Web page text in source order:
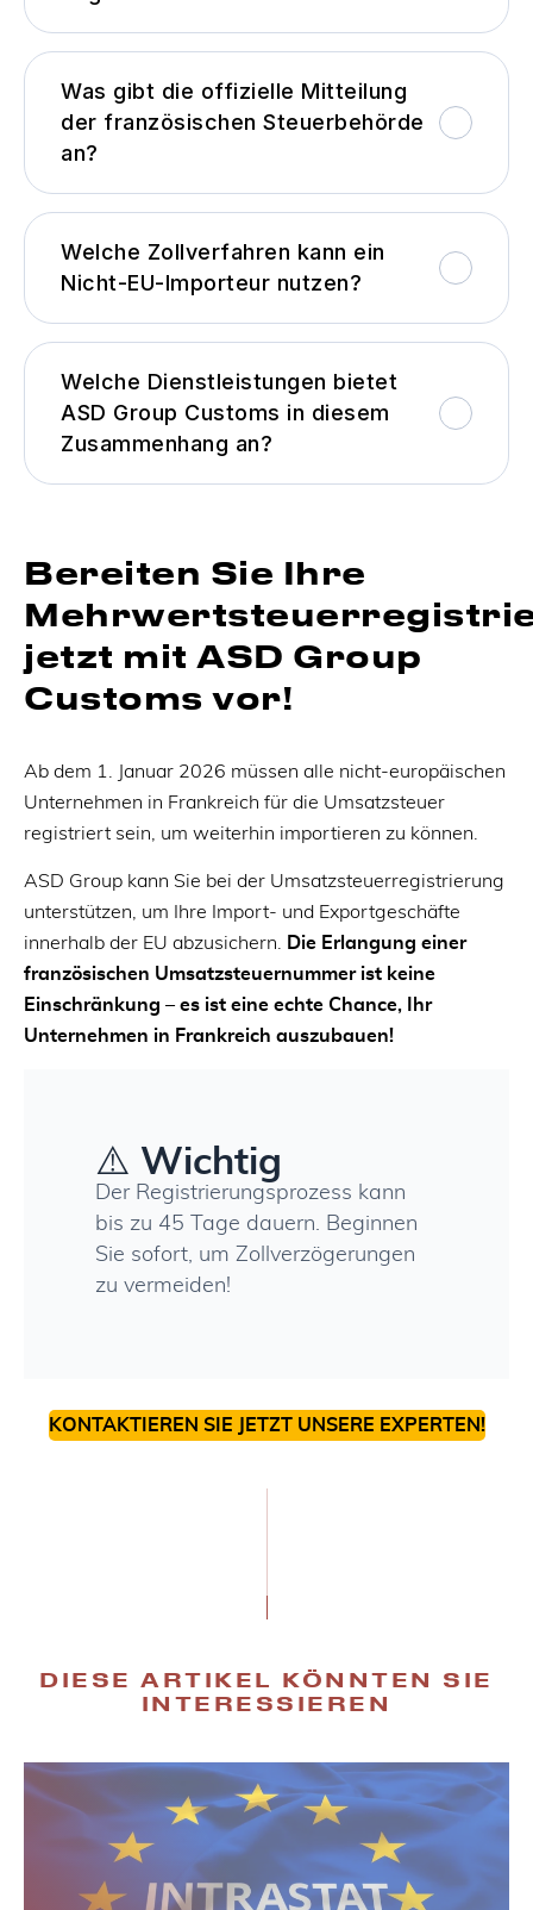
Was gibt die offizielle Mitteilung
der französischen Steuerbehörde
an?
Welche Zollverfahren kann ein
Nicht-EU-Importeur nutzen?
Welche Dienstleistungen bietet
ASD Group Customs in diesem
Zusammenhang an?
Bereiten Sie Ihre
jetzt mit ASD Group
Customs vor!
Ab dem 1. Januar 2026 müssen alle nicht-europäischen
Unternehmen in Frankreich für die Umsatzsteuer
registriert sein, um weiterhin importieren zu können.
ASD Group kann Sie bei der Umsatzsteuerregistrierung
unterstützen, um Ihre Import- und Exportgeschäfte
innerhalb der EU abzusichern. Die Erlangung einer
französischen Umsatzsteuernummer ist keine
Einschränkung – es ist eine echte Chance, Ihr
Unternehmen in Frankreich auszubauen!
⚠️ Wichtig
Der Registrierungsprozess kann
bis zu 45 Tage dauern. Beginnen
Sie sofort, um Zollverzögerungen
zu vermeiden!
KONTAKTIEREN SIE JETZT UNSERE EXPERTEN!
DIESE ARTIKEL KÖNNTEN SIE
INTERESSIEREN